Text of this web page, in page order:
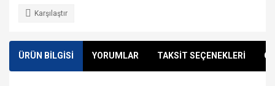
Karşılaştır
ÜRÜN BİLGİSİ YORUMLAR TAKSİT SEÇENEKLERİ